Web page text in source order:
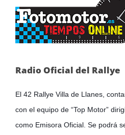
Radio Oficial del Rallye
El 42 Rallye Villa de Llanes,
con el equipo de “Top Motor”
como Emisora Oficial. Se podrá